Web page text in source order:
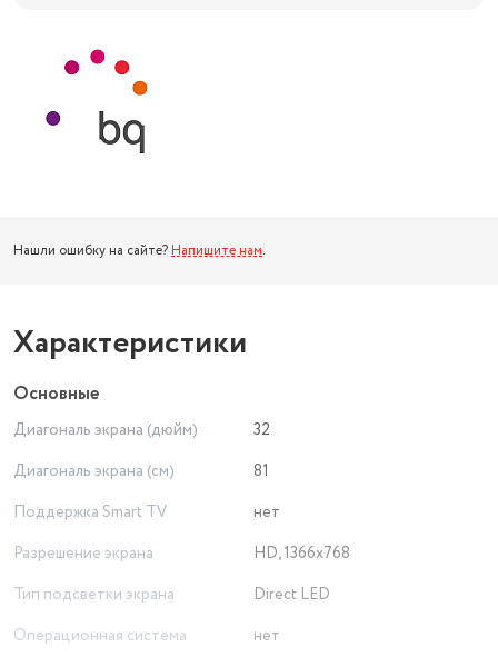
Нашли ошибку на сайте? Напишите нам.
Характеристики
Основные
Диагональ экрана (дюйм)
32
Диагональ экрана (см)
81
Поддержка Smart TV
нет
Разрешение экрана
HD, 1366x768
Тип подсветки экрана
Direct LED
Операционная система
нет